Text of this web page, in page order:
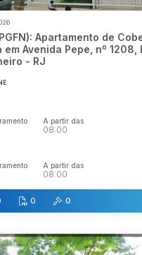
Apartamento de
Avenida Pepe, nº 1208,
- RJ
A partir das
08:00
A partir das
08:00
0 0